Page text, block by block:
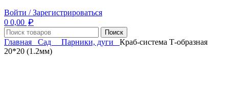
Войти / Зарегистрироваться
0 0,00 ₽
Поиск
Главная Сад Парники, дуги Краб-система Т-образная
20*20 (1.2мм)